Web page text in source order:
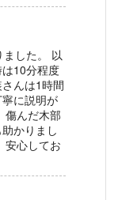
した。
以
10分程度
んは1時間
に説明が
傷んだ木部
かりまし
安心してお